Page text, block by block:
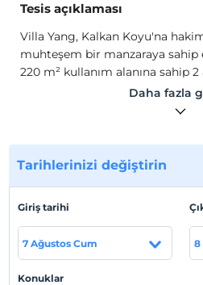
Tesis açıklaması
Villa Yang, Kalkan Koyu'na
muhteşem bir manzaraya
220 m² kullanım alanına sahip
adet yatak odası bulunan, üç
sunan villamızın, geniş açık
alanı, tam donanımlı mutfağı
Denize nazır ön cephe geniş özel
burada yemek ve barbekü
havuzu bulunmaktadır.
Daha fazla
Tarihlerinizi değiştirin
Giriş tarihi
7 Ağustos Cum 8
Konuklar